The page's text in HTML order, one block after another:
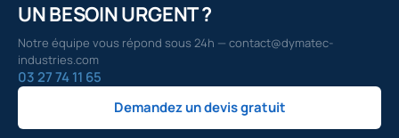
UN BESOIN URGENT ?
Notre équipe vous répond sous 24h — contact@dymatec-
industries.com
03 27 74 11 65
Demandez un devis gratuit